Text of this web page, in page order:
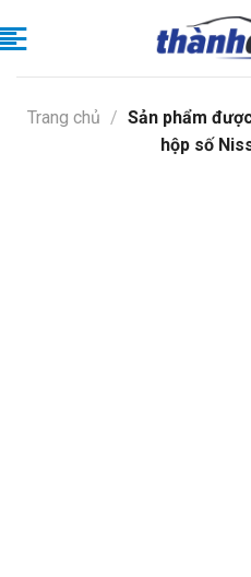
to
Trang chủ / Sản phẩm
hộp số